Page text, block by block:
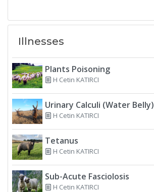
Illnesses
Plants Poisoning
H Cetin KATIRCI
Urinary Calculi (Water Belly)
H Cetin KATIRCI
Tetanus
H Cetin KATIRCI
Sub-Acute Fasciolosis
H Cetin KATIRCI